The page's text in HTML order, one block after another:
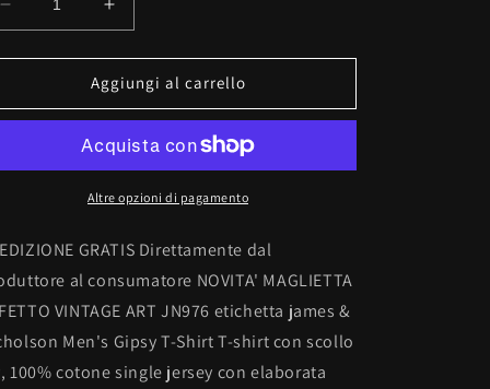
Diminuisci
quantità
per
shirt
a
cotone
jersey
con
stampa
Aumenta
quantità
per
T-
shirt
scollo
a
v,
cotone
jersey
con
stampa
Aggiungi al carrello
Altre opzioni di pagamento
GRATIS Direttamente dal
al consumatore NOVITA' MAGLIETTA
VINTAGE ART JN976 etichetta james &
Men's Gipsy T-Shirt T-shirt con scollo
100% cotone single jersey con elaborata